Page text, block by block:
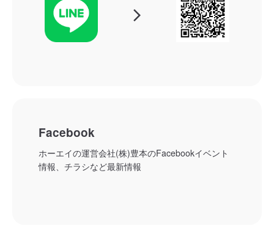
arrow_forward_ios
Facebook
ホーエイの運営会社(株)豊本のFacebookイベント
情報、チラシなど最新情報